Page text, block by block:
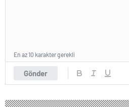
Gönder
En az 10 karakter gerekli